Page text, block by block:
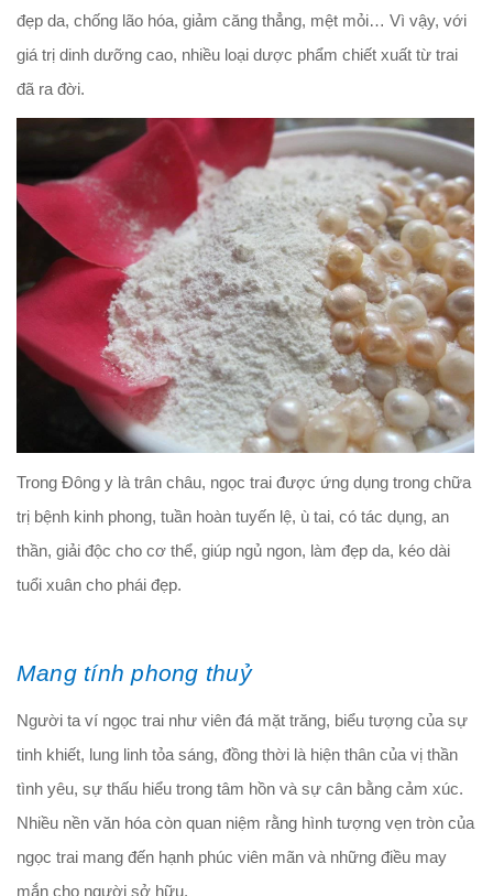
đẹp da, chống lão hóa, giảm căng thẳng, mệt mỏi… Vì vậy, với
giá trị dinh dưỡng cao, nhiều loại dược phẩm chiết xuất từ trai
đã ra đời.
Trong Đông y là trân châu, ngọc trai được ứng dụng trong chữa
trị bệnh kinh phong, tuần hoàn tuyến lệ, ù tai, có tác dụng, an
thần, giải độc cho cơ thể, giúp ngủ ngon, làm đẹp da, kéo dài
tuổi xuân cho phái đẹp.
Mang tính phong thuỷ
Người ta ví ngọc trai như viên đá mặt trăng, biểu tượng của sự
tinh khiết, lung linh tỏa sáng, đồng thời là hiện thân của vị thần
tình yêu, sự thấu hiểu trong tâm hồn và sự cân bằng cảm xúc.
Nhiều nền văn hóa còn quan niệm rằng hình tượng vẹn tròn của
ngọc trai mang đến hạnh phúc viên mãn và những điều may
mắn cho người sở hữu.